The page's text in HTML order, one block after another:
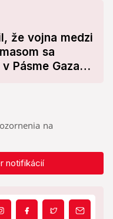
že vojna medzi
sa
Pásme Gaza
na
notifikácií